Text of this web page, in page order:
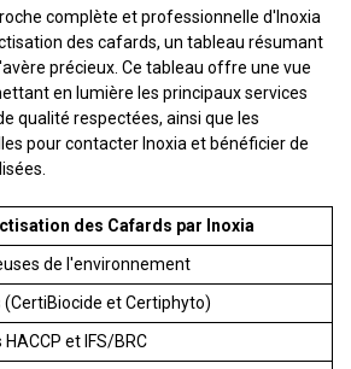
complète et professionnelle d'Inoxia
des cafards, un tableau résumant
précieux. Ce tableau offre une vue
en lumière les principaux services
qualité respectées, ainsi que les
pour contacter Inoxia et bénéficier de
des Cafards par Inoxia
de l'environnement
et Certiphyto)
et IFS/BRC